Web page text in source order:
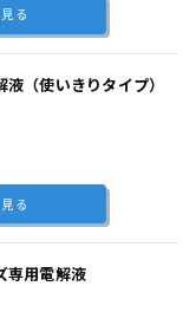
る
（使いきりタイプ）
る
専用電解液